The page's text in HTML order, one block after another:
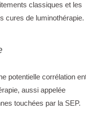
classiques et les
cures de luminothérapie.
potentielle corrélation
aussi appelée
touchées par la SEP.